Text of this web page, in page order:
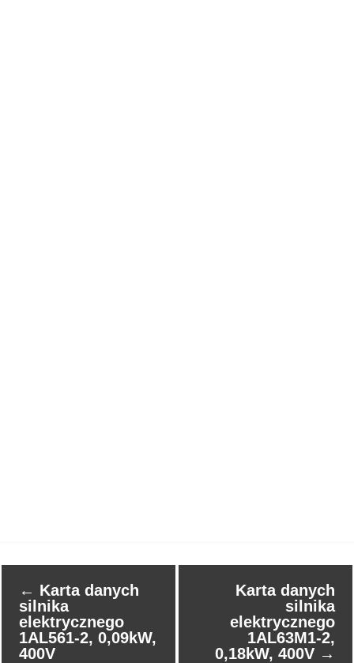
← Karta danych
silnika
elektrycznego
1AL561-2, 0,09kW,
400V
Karta danych
silnika
elektrycznego
1AL63M1-2,
0,18kW, 400V →